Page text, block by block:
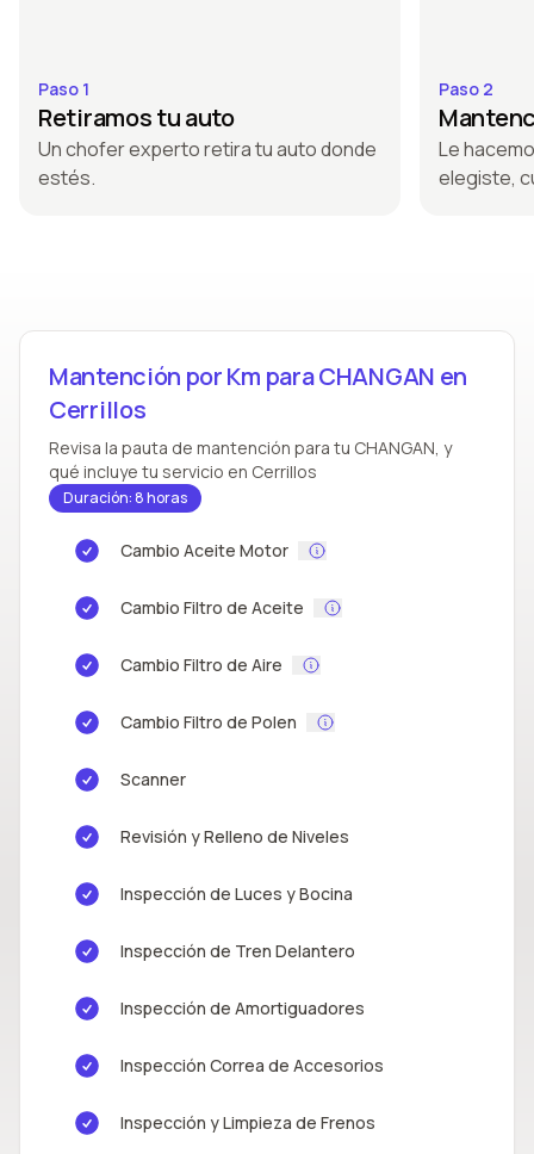
Paso 1
Retiramos tu auto
Un chofer experto retira tu auto donde
estés.
Paso 2
Le
elegiste,
Mantención por Km para CHANGAN en
Cerrillos
Revisa la pauta de mantención para tu CHANGAN, y
qué incluye tu servicio en Cerrillos
Duración: 8 horas
Cambio Aceite Motor
Cambio Filtro de Aceite
Cambio Filtro de Aire
Cambio Filtro de Polen
Scanner
Revisión y Relleno de Niveles
Inspección de Luces y Bocina
Inspección de Tren Delantero
Inspección de Amortiguadores
Inspección Correa de Accesorios
Inspección y Limpieza de Frenos